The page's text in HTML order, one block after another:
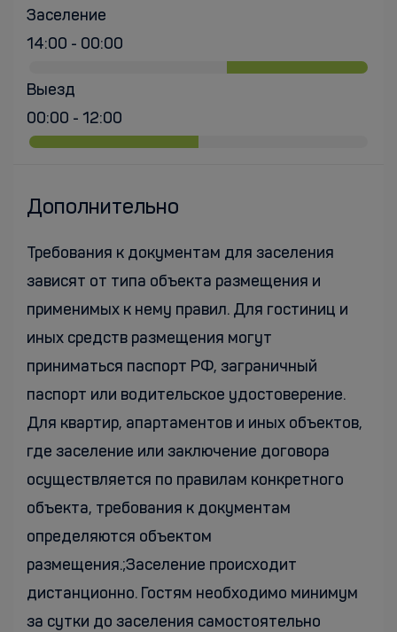
Заселение
14:00 - 00:00
Выезд
00:00 - 12:00
Дополнительно
Требования к документам для заселения
зависят от типа объекта размещения и
применимых к нему правил. Для гостиниц и
иных средств размещения могут
приниматься паспорт РФ, заграничный
паспорт или водительское удостоверение.
Для квартир, апартаментов и иных объектов,
где заселение или заключение договора
осуществляется по правилам конкретного
объекта, требования к документам
определяются объектом
размещения.;Заселение происходит
дистанционно. Гостям необходимо минимум
за сутки до заселения самостоятельно